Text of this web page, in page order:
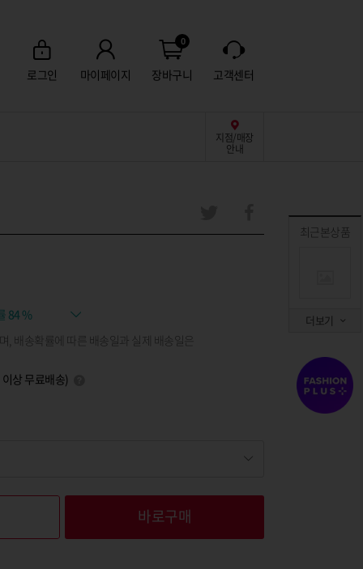
로그인 마이페이지
0
장바구니 고객센터
지점/매장
안내
최근본상품
더보기
84 %
, 배송확률에 따른 배송일과 실제 배송일은
상 무료배송)
바로구매